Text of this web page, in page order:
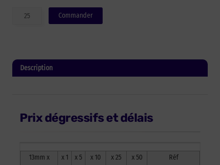
quantité
VELCOIN®
Noir
890past
Commander
Description
Prix dégressifs et délais
13mm x
x 1 x 5 x 10 x 25 x 50 Réf